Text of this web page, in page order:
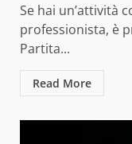
Se hai un’attività
professionista, è
Partita...
Read More